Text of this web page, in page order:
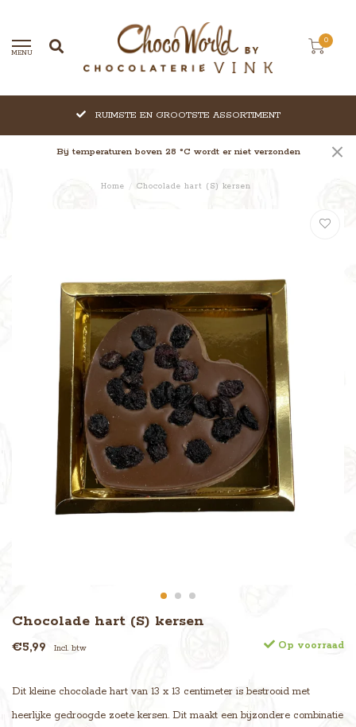
MENU
0
RUIMSTE EN GROOTSTE ASSORTIMENT
Bij temperaturen boven 28 °C wordt er niet verzonden
Home / Chocolade hart (S) kersen
Chocolade hart (S) kersen
€5,99 Incl. btw Op voorraad
Dit kleine chocolade hart van 13 x 13 centimeter is bestrooid met
heerlijke gedroogde zoete kersen. Dit maakt een bijzondere combinatie